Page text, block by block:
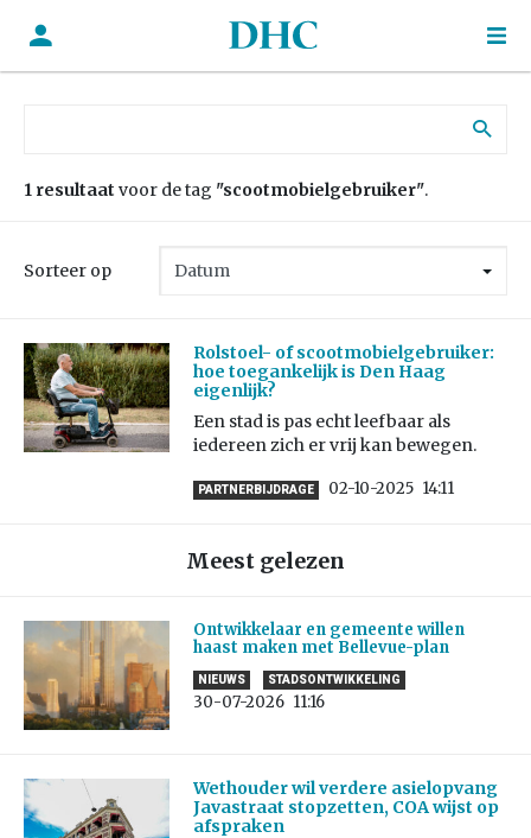
1 resultaat voor de tag "scootmobielgebruiker".
Sorteer op
Rolstoel- of scootmobielgebruiker:
hoe toegankelijk is Den Haag
eigenlijk?
Een stad is pas echt leefbaar als
iedereen zich er vrij kan bewegen.
PARTNERBIJDRAGE 02-10-2025 14:11
Meest gelezen
Ontwikkelaar en gemeente willen
haast maken met Bellevue-plan
NIEUWS STADSONTWIKKELING
30-07-2026 11:16
Wethouder wil verdere asielopvang
Javastraat stopzetten, COA wijst op
afspraken